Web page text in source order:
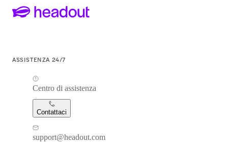
ASSISTENZA 24/7
Centro di assistenza
Contattaci
support@headout.com